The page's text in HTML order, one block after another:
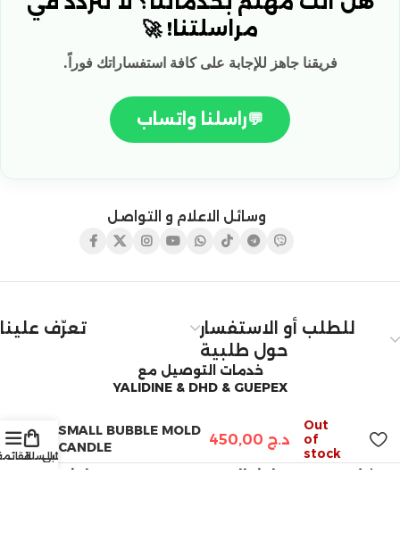
مراسلتنا! 🚀
فريقنا جاهز للإجابة على كافة استفساراتك فوراً.
💬راسلنا واتساب
وسائل الاعلام و التواصل
تعرّف علينا
للطلب أو الاستفسار
حول طلبية
خدمات التوصيل مع
YALIDINE & DHD & GUEPEX
Copyright © 2025 ARTSILA. All rights reserved. |
SMALL BUBBLE MOLD
CANDLE
د.ج
Out
of
stock
السلةحسابي
الرغبات